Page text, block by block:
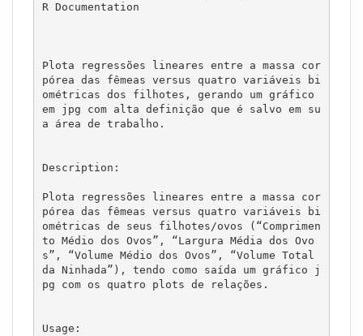
R Documentation
Plota regressões lineares entre a massa cor
pórea das fêmeas versus quatro variáveis bi
ométricas dos filhotes, gerando um gráfico
em jpg com alta definição que é salvo em su
a área de trabalho.
Description:
Plota regressões lineares entre a massa cor
pórea das fêmeas versus quatro variáveis bi
ométricas de seus filhotes/ovos (“Comprimen
to Médio dos Ovos”, “Largura Média dos Ovo
s”, “Volume Médio dos Ovos”, “Volume Total
da Ninhada”), tendo como saída um gráfico j
pg com os quatro plots de relações.
Usage: